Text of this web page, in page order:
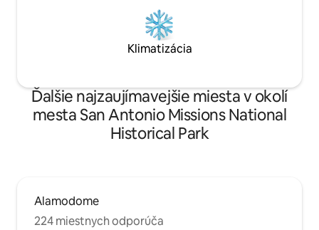
Klimatizácia
Ďalšie najzaujímavejšie miesta v okolí
mesta San Antonio Missions National
Historical Park
Alamodome
224 miestnych odporúča